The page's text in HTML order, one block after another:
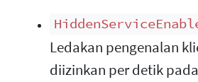
Ledakan pengenalan
diizinkan per detik pada